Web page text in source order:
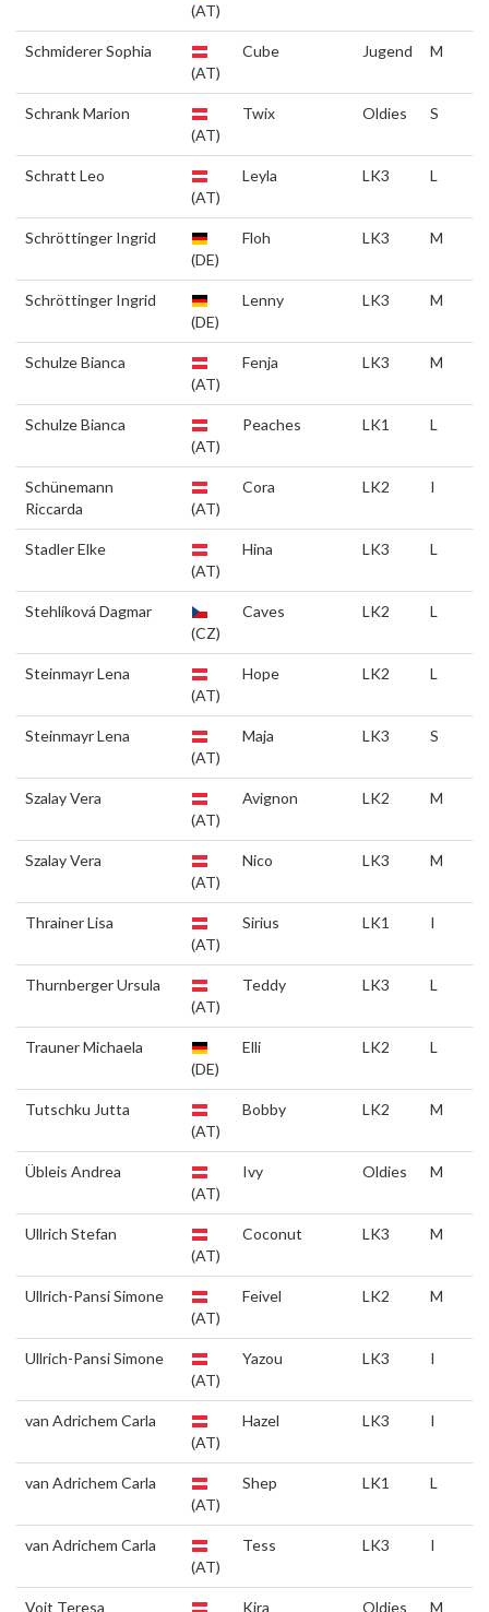
(AT)
Schmiderer Sophia
(AT)
Cube Jugend M
Schrank Marion
(AT)
Twix Oldies S
Schratt Leo
(AT)
Leyla LK3 L
Schröttinger Ingrid
(DE)
Floh LK3 M
Schröttinger Ingrid
(DE)
Lenny LK3 M
Schulze Bianca
(AT)
Fenja LK3 M
Schulze Bianca
(AT)
Peaches LK1 L
Schünemann
Riccarda
(AT)
Cora LK2 I
Stadler Elke
(AT)
Hina LK3 L
Stehlíková Dagmar
(CZ)
Caves LK2 L
Steinmayr Lena
(AT)
Hope LK2 L
Steinmayr Lena
(AT)
Maja LK3 S
Szalay Vera
(AT)
Avignon LK2 M
Szalay Vera
(AT)
Nico LK3 M
Thrainer Lisa
(AT)
Sirius LK1 I
Thurnberger Ursula
(AT)
Teddy LK3 L
Trauner Michaela
(DE)
Elli LK2 L
Tutschku Jutta
(AT)
Bobby LK2 M
Übleis Andrea
(AT)
Ivy Oldies M
Ullrich Stefan
(AT)
Coconut LK3 M
Ullrich-Pansi Simone
(AT)
Feivel LK2 M
Ullrich-Pansi Simone
(AT)
Yazou LK3 I
van Adrichem Carla
(AT)
Hazel LK3 I
van Adrichem Carla
(AT)
Shep LK1 L
van Adrichem Carla
(AT)
Tess LK3 I
Voit Teresa Kira Oldies M